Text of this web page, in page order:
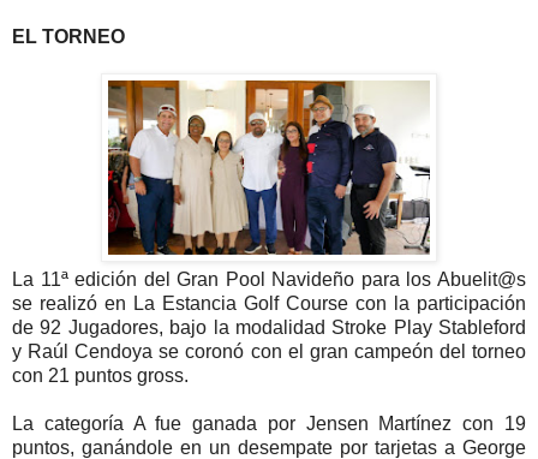
EL TORNEO
La 11ª edición del Gran Pool Navideño para los Abuelit@s
se realizó en La Estancia Golf Course con la participación
de 92 Jugadores, bajo la modalidad Stroke Play Stableford
y Raúl Cendoya se coronó con el gran campeón del torneo
con 21 puntos gross.
La categoría A fue ganada por Jensen Martínez con 19
puntos, ganándole en un desempate por tarjetas a George